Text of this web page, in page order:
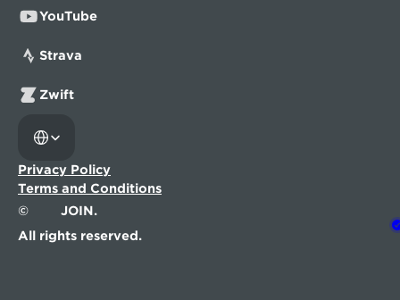
YouTube
Strava
Zwift
©
JOIN.
All rights reserved.
Privacy Policy
Terms and Conditions